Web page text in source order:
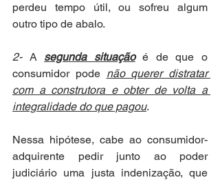
perdeu tempo útil, ou sofreu algum
outro tipo de abalo.
2- A segunda situação é de que o
consumidor pode não querer distratar
com a construtora e obter de volta a
integralidade do que pagou.
Nessa hipótese, cabe ao consumidor-
adquirente pedir junto ao poder
judiciário uma justa indenização, que